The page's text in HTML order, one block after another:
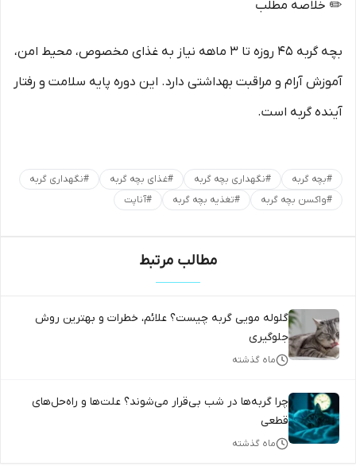
✏️ خلاصه مطلب
بچه گربه ۴۵ روزه تا ۳ ماهه نیاز به غذای مخصوص، محیط امن،
آموزش آرام و مراقبت بهداشتی دارد. این دوره پایه سلامت و رفتار
آینده گربه است.
#بچه گربه #نگهداری بچه گربه #غذای بچه گربه #نگهداری گربه
#واکسن بچه گربه #تغذیه بچه گربه #آناپت
مطالب مرتبط
گلوله مویی گربه چیست؟ علائم، خطرات و بهترین روش
جلوگیری
ماه گذشته
چرا گربه‌ها در شب بی‌قرار می‌شوند؟ علت‌ها و راه‌حل‌های
قطعی
ماه گذشته